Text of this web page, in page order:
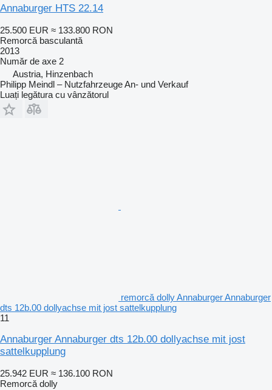
Annaburger HTS 22.14
25.500 EUR ≈ 133.800 RON
Remorcă basculantă
2013
Număr de axe 2
Austria, Hinzenbach
Philipp Meindl – Nutzfahrzeuge An- und Verkauf
Luați legătura cu vânzătorul
remorcă dolly Annaburger Annaburger
dts 12b.00 dollyachse mit jost sattelkupplung
11
Annaburger Annaburger dts 12b.00 dollyachse mit jost
sattelkupplung
25.942 EUR ≈ 136.100 RON
Remorcă dolly